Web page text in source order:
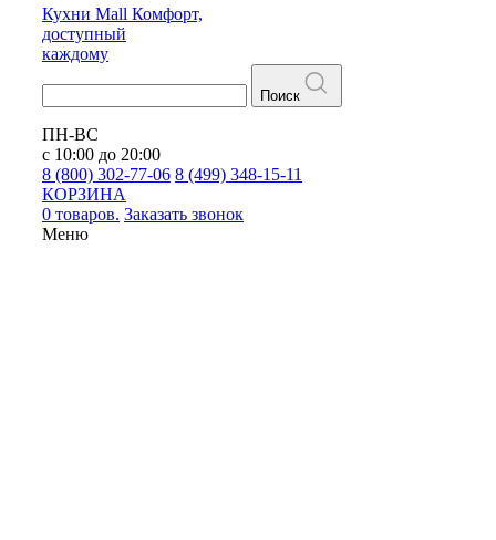
Кухни Mall Комфорт,
доступный
каждому
Поиск
ПН-ВС
с 10:00 до 20:00
8 (800) 302-77-06 8 (499) 348-15-11
КОРЗИНА
0 товаров. Заказать звонок
Меню